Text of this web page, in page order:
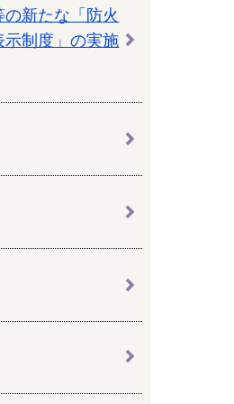
センター
窓口一覧
新たな「防火
示制度」の実施